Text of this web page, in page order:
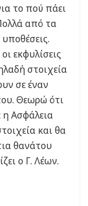
το πού πάει
από τα
εκφυλίσεις
στοιχεία
σε έναν
Θεωρώ ότι
Ασφάλεια
και θα
θανάτου
ο Γ. Λέων.